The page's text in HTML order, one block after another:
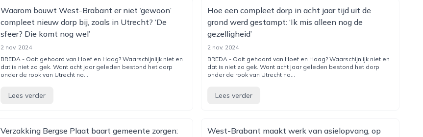
Waarom bouwt West-Brabant er niet ‘gewoon’
compleet nieuw dorp bij, zoals in Utrecht? ‘De
sfeer? Die komt nog wel’
2 nov. 2024
BREDA - Ooit gehoord van Hoef en Haag? Waarschijnlijk niet en
dat is niet zo gek. Want acht jaar geleden bestond het dorp
onder de rook van Utrecht no...
Lees verder
Hoe een compleet dorp in acht jaar tijd uit de
grond werd gestampt: ‘Ik mis alleen nog de
gezelligheid’
2 nov. 2024
BREDA - Ooit gehoord van Hoef en Haag? Waarschijnlijk niet en
dat is niet zo gek. Want acht jaar geleden bestond het dorp
onder de rook van Utrecht no...
Lees verder
Verzakking Bergse Plaat baart gemeente zorgen:
West-Brabant maakt werk van asielopvang, op